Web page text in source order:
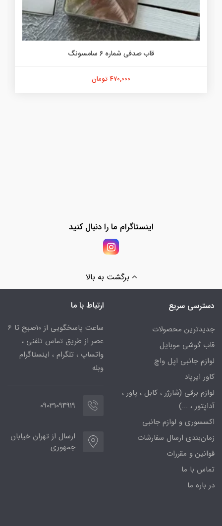
قاب صدفی شماره 6 سامسونگ
470,000 تومان
اینستاگرام ما را دنبال کنید
برگشت به بالا
دسترسی سریع
جدیدترین محصولات
قاب گوشی موبایل
لوازم جانبی اپل واچ
کاور ایرپاد
لوازم برقی (شارژر ، کابل ، پاور ،
آداپتور ، ...)
اکسسوری و لوازم جانبی
زمان‌بندی ارسال سفارشات
قوانین و مقررات
تماس با ما
در باره ما
ارتباط با ما
ساعت پاسخگویی از 10صبح تا 6
عصر از طریق تماس تلفنی ،
واتساپ ، تلگرام ، اینستاگرام
وبله
09031094919
ارسال از تهران خیابان
جمهوری